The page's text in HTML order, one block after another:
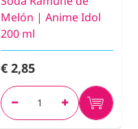
Melón | Anime Idol
200 ml
€ 2,85